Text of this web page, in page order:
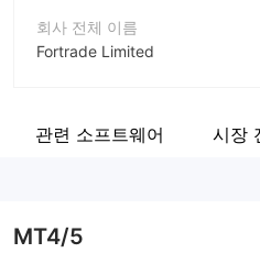
회사 전체 이름
Fortrade Limited
관련 소프트웨어 시장
MT4/5